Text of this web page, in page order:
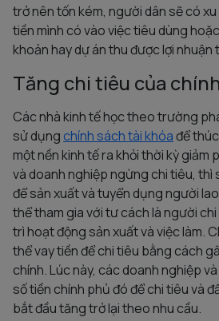
trở nên tốn kém, người dân sẽ có
tiền mình có vào việc tiêu dùng
khoản hay dự án thu được lợi nhuận
Tăng chi tiêu của
Các nhà kinh tế học theo trường
sử dụngchính sách tài khóađể
một nền kinh tế ra khỏi thời kỳ giảm
và doanh nghiệp ngừng chi tiêu, thì
để sản xuất và tuyển dụng người
thể tham gia với tư cách là người
trì hoạt động sản xuất và việc làm.
thể vay tiền để chi tiêu bằng cách
chính. Lúc này, các doanh nghiệp
số tiền chính phủ đó để chi tiêu và
bắt đầu tăng trở lại theo nhu cầu.